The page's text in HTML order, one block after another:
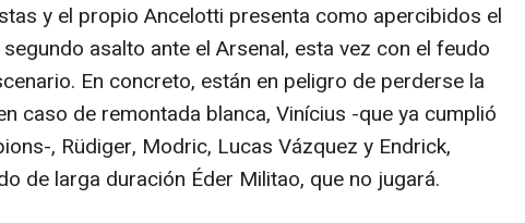
y el propio Ancelotti presenta como apercibidos el
asalto ante el Arsenal, esta vez con el feudo
En concreto, están en peligro de perderse la
caso de remontada blanca, Vinícius -que ya cumplió
, Rüdiger, Modric, Lucas Vázquez y Endrick,
de larga duración Éder Militao, que no jugará.